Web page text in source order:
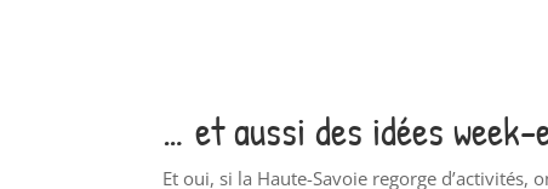
… et aussi des idées
Et oui, si la Haute-Savoie regorge